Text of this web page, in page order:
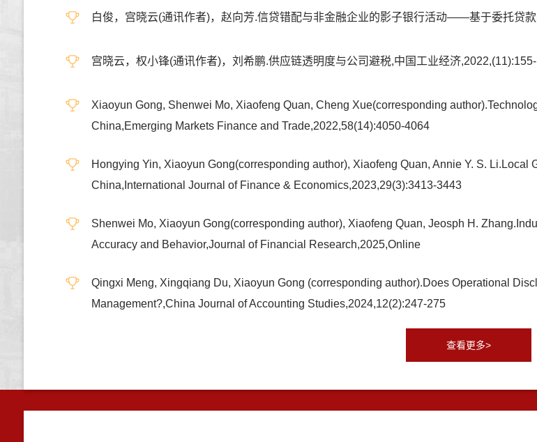
白俊，宫晓云(通讯作者)，赵向芳.信贷错配与非金融企业的影子银行活动——基于委托贷
宫晓云，权小锋(通讯作者)，刘希鹏.供应链透明度与公司避税,中国工业经济
Xiaoyun Gong, Shenwei Mo, Xiaofeng Quan, Cheng Xue(corresponding
China,Emerging Markets Finance and Trade,2022,58(14):4050-4064
Hongying Yin, Xiaoyun Gong(corresponding author), Xiaofeng Quan, Annie Y. S.
China,International Journal of Finance & Economics,2023,29(3):3413-3443
Shenwei Mo, Xiaoyun Gong(corresponding author), Xiaofeng Quan, Jeosph H.
Accuracy and Behavior,Journal of Financial Research,2025,Online
Qingxi Meng, Xingqiang Du, Xiaoyun Gong (corresponding author).Does Operational
Management?,China Journal of Accounting Studies,2024,12(2):247-275
查看更多>